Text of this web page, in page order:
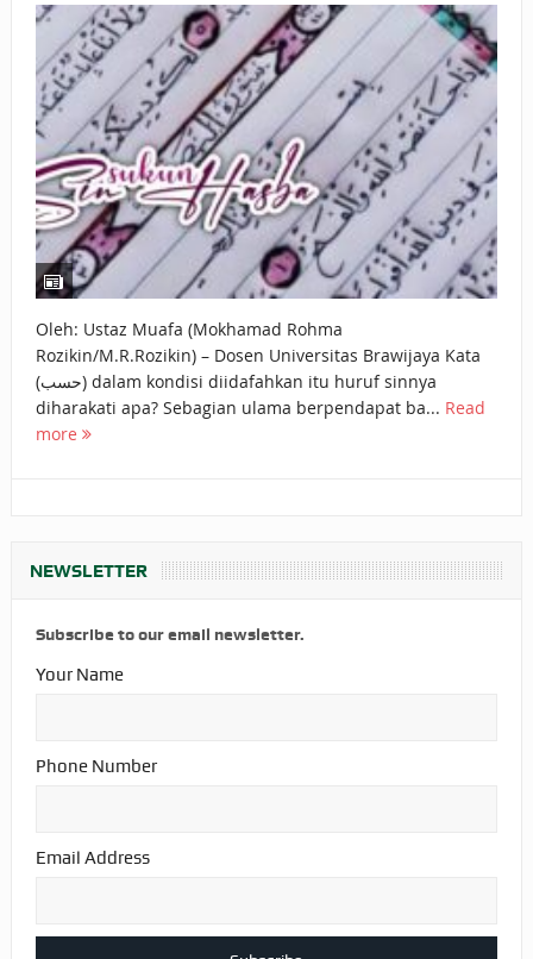
BAGAIMANA CARA MEMBAYAR ZAKAT UANG?
UANG HARAM BISA MENJADI HALAL JIKA SEBAB
KEPEMILIKANNYA BERUBAH
ISTIDLAL BATIL VS ISTIDLAL SYAR’I
BAHASA CINTA KARENA ALLAH
HUKUM MEMBAYAR ZAKAT DENGAN CARA MENGANGSUR
Oleh: Ustaz Muafa (Mokhamad Rohma
Rozikin/M.R.Rozikin) – Dosen Universitas Brawijaya Kata
(حسب) dalam kondisi diidafahkan itu huruf sinnya
diharakati apa? Sebagian ulama berpendapat ba... Read
more
NEWSLETTER
Subscribe to our email newsletter.
Your Name
Phone Number
Email Address